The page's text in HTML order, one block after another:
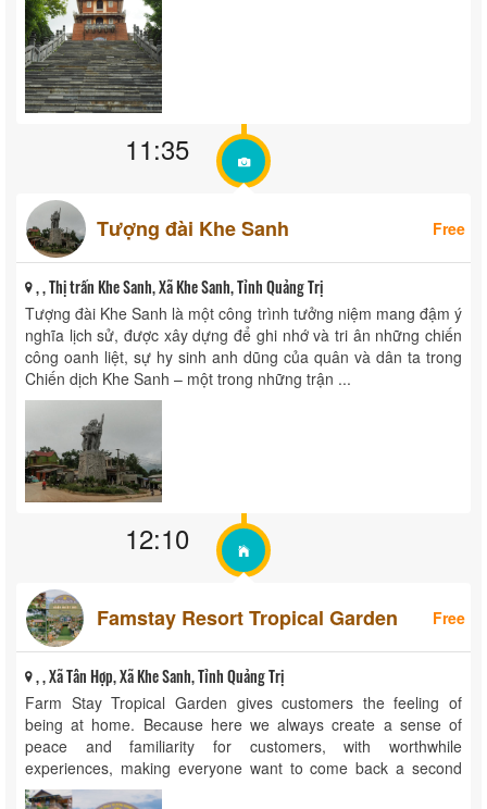
11:35
Tượng đài Khe Sanh Free
, , Thị trấn Khe Sanh, Xã Khe Sanh, Tỉnh Quảng Trị
Tượng đài Khe Sanh là một công trình tưởng niệm mang đậm ý
nghĩa lịch sử, được xây dựng để ghi nhớ và tri ân những chiến
công oanh liệt, sự hy sinh anh dũng của quân và dân ta trong
Chiến dịch Khe Sanh – một trong những trận ...
12:10
Famstay Resort Tropical Garden Free
, , Xã Tân Hợp, Xã Khe Sanh, Tỉnh Quảng Trị
Farm Stay Tropical Garden gives customers the feeling of
being at home. Because here we always create a sense of
peace and familiarity for customers, with worthwhile
experiences, making everyone want to come back a second
time. Room amenities: Camping fire area Fully equipped room